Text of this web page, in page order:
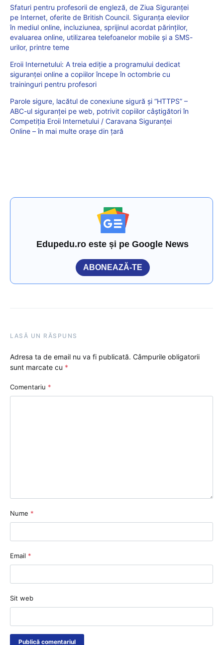
Sfaturi pentru profesorii de engleză, de Ziua Siguranței
pe Internet, oferite de British Council. Siguranța elevilor
în mediul online, incluziunea, sprijinul acordat părinților,
evaluarea online, utilizarea telefoanelor mobile și a SMS-
urilor, printre teme
Eroii Internetului: A treia ediție a programului dedicat
siguranței online a copiilor începe în octombrie cu
traininguri pentru profesori
Parole sigure, lacătul de conexiune sigură și “HTTPS” –
ABC-ul siguranței pe web, potrivit copiilor câștigători în
Competiția Eroii Internetului / Caravana Siguranței
Online – în mai multe orașe din țară
Edupedu.ro este și pe Google News
ABONEAZĂ-TE
LASĂ UN RĂSPUNS
Adresa ta de email nu va fi publicată. Câmpurile obligatorii
sunt marcate cu *
Comentariu *
Nume *
Email *
Sit web